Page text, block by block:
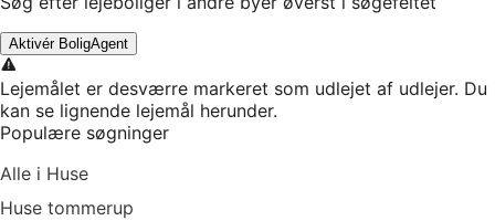
Aktivér BoligAgent
Lejemålet er desværre markeret som udlejet af udlejer. Du
kan se lignende lejemål herunder.
Populære søgninger
Alle i Huse
Huse tommerup